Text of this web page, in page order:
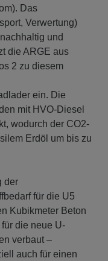
Das
Verwertung)
und
die ARGE aus
2 zu diesem
ein. Die
mit HVO-Diesel
wodurch der CO2-
Erdöl um bis zu
der
für die U5
Kubikmeter Beton
die neue U-
verbaut –
auch für einen